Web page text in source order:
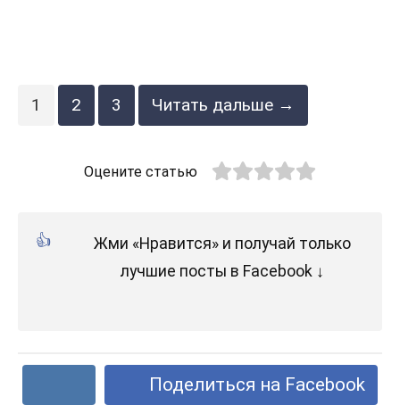
1 2 3 Читать дальше →
Оцените статью
Жми «Нравится» и получай только
лучшие посты в Facebook ↓
Поделиться на Facebook